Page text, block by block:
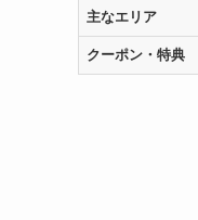
主なエリア
クーポン・特典